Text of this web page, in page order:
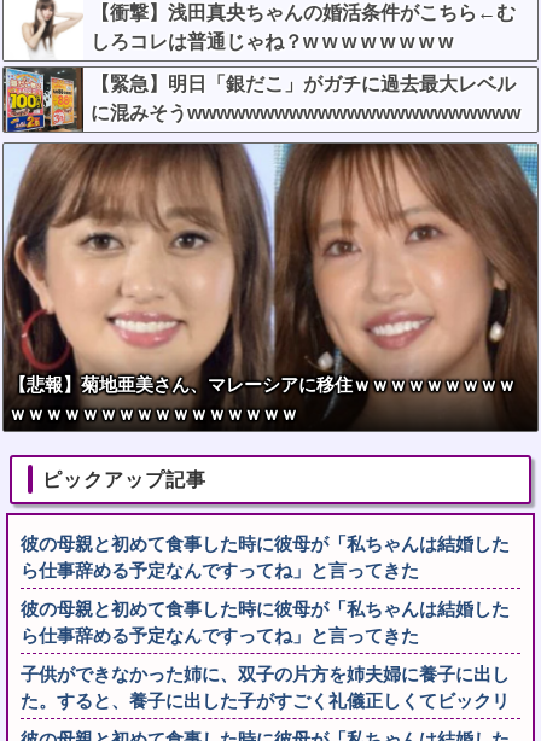
【衝撃】浅田真央ちゃんの婚活条件がこちら←む
しろコレは普通じゃね？w w w w w w w w
【緊急】明日「銀だこ」がガチに過去最大レベル
に混みそうwwwwwwwwwwwwwwwwwwwwwww
www
【悲報】菊地亜美さん、マレーシアに移住ｗｗｗｗｗｗｗｗｗ
ｗｗｗｗｗｗｗｗｗｗｗｗｗｗｗｗ
ピックアップ記事
彼の母親と初めて食事した時に彼母が「私ちゃんは結婚した
ら仕事辞める予定なんですってね」と言ってきた
彼の母親と初めて食事した時に彼母が「私ちゃんは結婚した
ら仕事辞める予定なんですってね」と言ってきた
子供ができなかった姉に、双子の片方を姉夫婦に養子に出し
た。すると、養子に出した子がすごく礼儀正しくてビックリ